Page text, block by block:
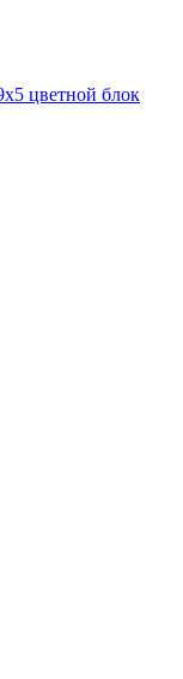
цветной блок